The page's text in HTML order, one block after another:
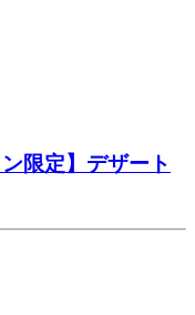
限定】デザート